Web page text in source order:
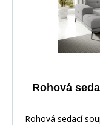
Rohová
Rohová sedací